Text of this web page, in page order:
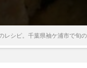
レシピ。千葉県袖ケ浦市で旬